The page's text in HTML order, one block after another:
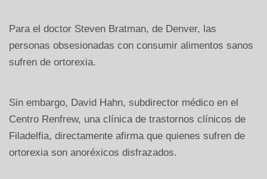
Para el doctor Steven Bratman, de Denver, las
personas obsesionadas con consumir alimentos sanos
sufren de ortorexia.
Sin embargo, David Hahn, subdirector médico en el
Centro Renfrew, una clínica de trastornos clínicos de
Filadelfia, directamente afirma que quienes sufren de
ortorexia son anoréxicos disfrazados.